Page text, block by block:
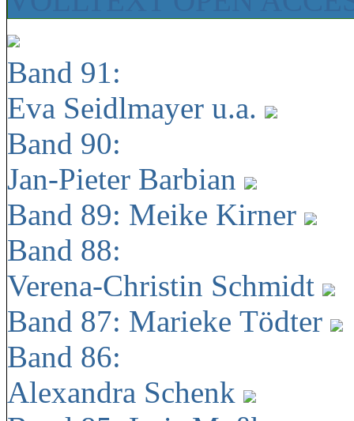
Band 91:
Eva Seidlmayer u.a.
Band 90:
Jan-Pieter Barbian
Band 89: Meike Kirner
Band 88:
Verena-Christin Schmidt
Band 87: Marieke Tödter
Band 86:
Alexandra Schenk